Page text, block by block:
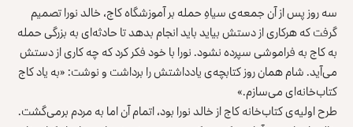
سه روز پس از آن جمعه‌ی سیاهِ حمله بر آموزشگاه کاج، خالد نورا تصمیم
گرفت که هرکاری از دستش بیاید باید انجام بدهد تا حادثه‌ای به بزرگی حمله
به کاج به فراموشی سپرده نشود. نورا با خود فکر کرد که چه کاری از دستش
می‌آید. شام همان روز کتابچه‌ی یادداشتش را برداشت و نوشت: «به یاد کاج
کتاب‌خانه‌ای می‌سازم.»
طرح اولیه‌ی کتاب‌خانه‌ کاج از خالد نورا بود، اتمام آن اما به مردم برمی‌گشت.